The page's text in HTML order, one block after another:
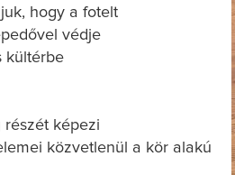
hogy a fotelt
védje
kültérbe
részét képezi
közvetlenül a kör alakú